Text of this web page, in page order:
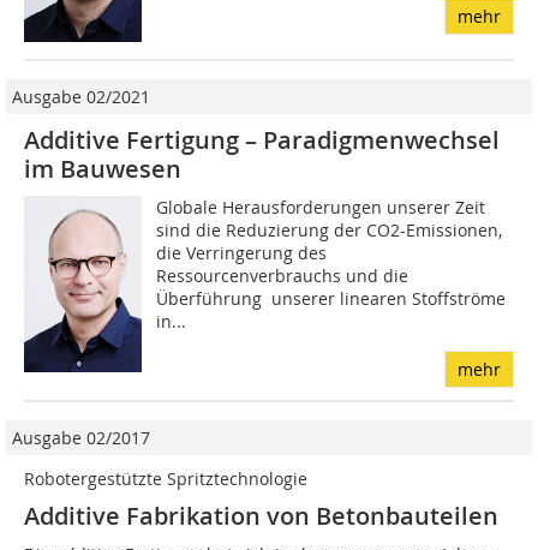
mehr
Ausgabe 02/2021
Additive Fertigung – Paradigmenwechsel
im Bauwesen
Globale Herausforderungen unserer Zeit
sind die Reduzierung der CO2-Emissionen,
die Verringerung des
Ressourcenverbrauchs und die
Überführung unserer linearen Stoffströme
in...
mehr
Ausgabe 02/2017
Robotergestützte Spritztechnologie
Additive Fabrikation von Betonbauteilen